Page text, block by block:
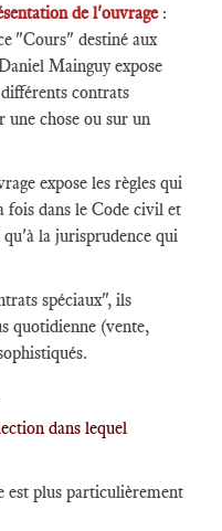
de l'ouvrage:
"Cours" destiné aux
Mainguy expose
contrats
une chose ou sur un
expose les règles qui
fois dans le Code civil et
la jurisprudence qui
spéciaux", ils
quotidienne (vente,
dans lequel
est plus particulièrement